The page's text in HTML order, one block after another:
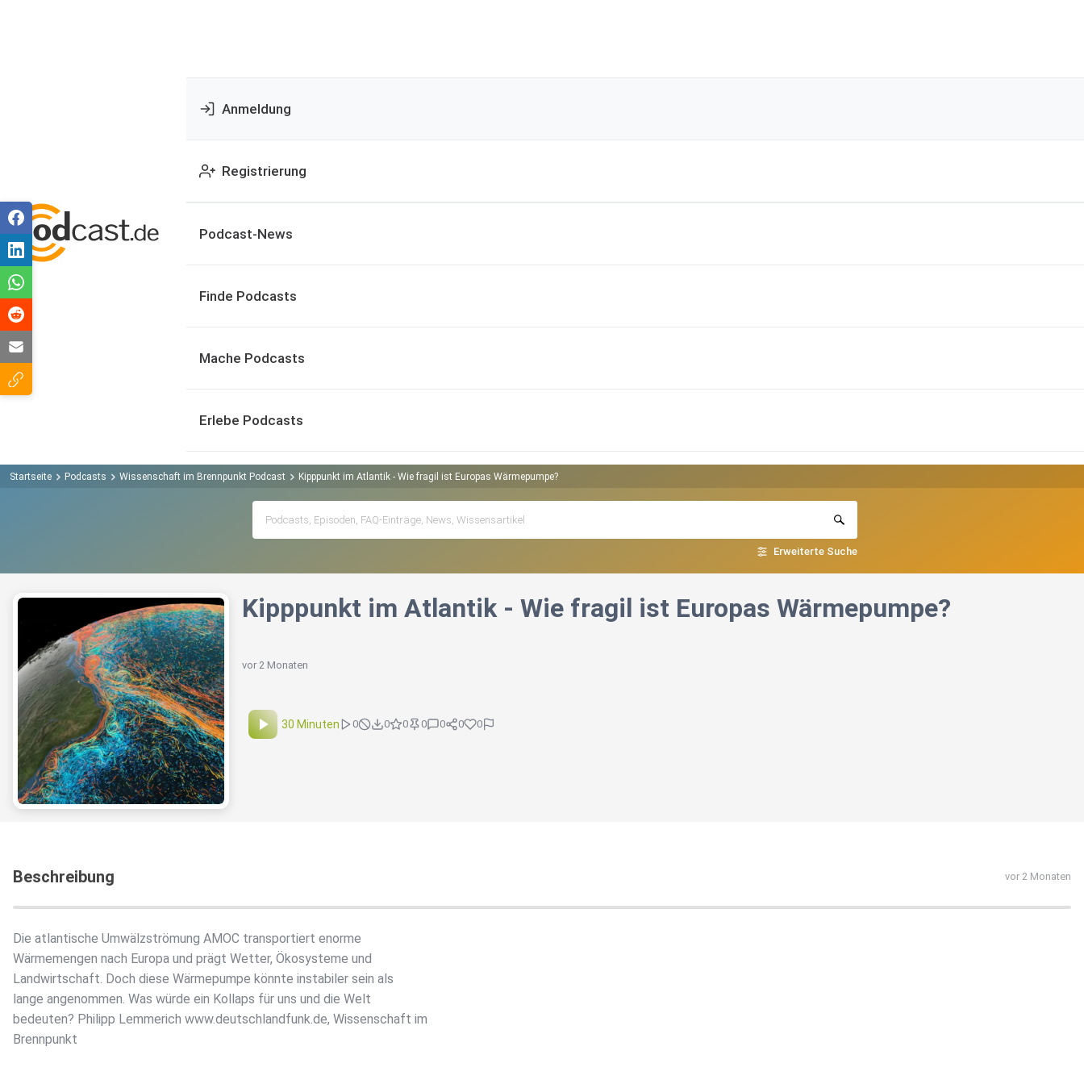
Anmeldung
Registrierung
Podcast-News
Finde Podcasts
Mache Podcasts
Erlebe Podcasts
Startseite Podcasts Wissenschaft im Brennpunkt Podcast Kipppunkt im Atlantik - Wie fragil ist Europas Wärmepumpe?
Erweiterte Suche
Kipppunkt im Atlantik - Wie fragil ist Europas Wärmepumpe?
vor 2 Monaten
30 Minuten 0 0 0 0 0 0 0
Beschreibung vor 2 Monaten
Die atlantische Umwälzströmung AMOC transportiert enorme
Wärmemengen nach Europa und prägt Wetter, Ökosysteme und
Landwirtschaft. Doch diese Wärmepumpe könnte instabiler sein als
lange angenommen. Was würde ein Kollaps für uns und die Welt
bedeuten? Philipp Lemmerich www.deutschlandfunk.de, Wissenschaft im
Brennpunkt